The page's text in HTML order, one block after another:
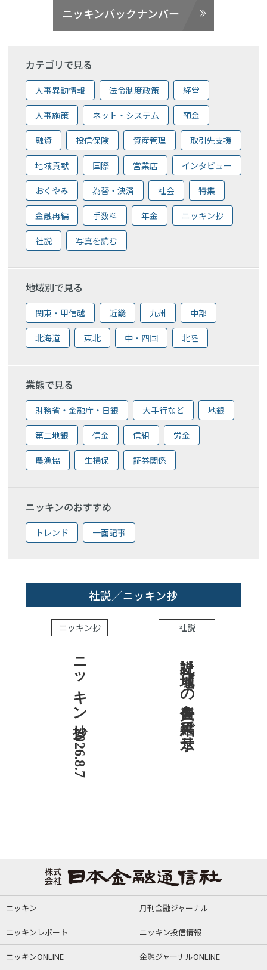
ニッキンバックナンバー
カテゴリで見る
人事異動情報 法令制度政策 経営
人事施策 ネット・システム 預金
融資 投信保険 資産管理 取引先支援
地域貢献 国際 営業店 インタビュー
おくやみ 為替・決済 社会 特集
金融再編 手数料 年金 ニッキン抄
社説 写真を読む
地域別で見る
関東・甲信越 近畿 九州 中部
北海道 東北 中・四国 北陸
業態で見る
財務省・金融庁・日銀 大手行など 地銀
第二地銀 信金 信組 労金
農漁協 生損保 証券関係
ニッキンのおすすめ
トレンド 一面記事
社説／ニッキン抄
ニッキン抄
ニッキン抄 2026.8.7
社説
社説 地域への責任を結果で示せ
ニッキン 月刊金融ジャーナル
ニッキンレポート ニッキン投信情報
ニッキンONLINE 金融ジャーナルONLINE